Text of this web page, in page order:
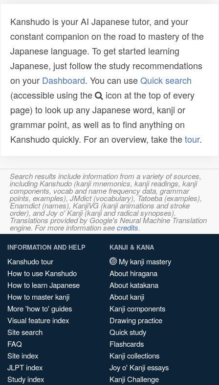
Kanshudo is your AI Japanese tutor, and your
constant companion on the road to mastery of the
Japanese language. To get started learning
Japanese, just follow the study recommendations
on your Dashboard. You can useQuick search
(accessible using the
icon at the top of every
page) to look up any Japanese word, kanji or
grammar point, as well as to find anything on
Kanshudo quickly. For an overview, take thetour.
Search results include information from a variety of sources,
including Kanshudo (kanji mnemonics, kanji readings, kanji
components, vocab and name frequency data, grammar
points, examples), JMdict (vocabulary), Tatoeba (examples),
Enamdict (names), KanjiVG (kanji animations and stroke
order), and Joy o' Kanji (kanji and radical synopses).
Translations provided by Google's Neural Machine Translation
engine. For more information seecredits.
INFORMATION AND HELP
Kanshudo tour
How to use Kanshudo
How to learn Japanese
How to master kanji
More 'how to' guides
Visual feature index
Site search
FAQ
Site index
JLPT index
Study index
KANJI & KANA
My kanji mastery
About hiragana
About katakana
About kanji
Kanji components
Drawing practice
Quick study
Flashcards
Kanji collections
Joy o' Kanji essays
Kanji Challenge